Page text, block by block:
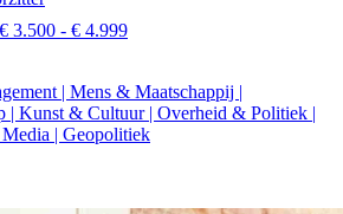
3.500 - € 4.999
| Mens & Maatschappij |
| Kunst & Cultuur | Overheid & Politiek |
| Geopolitiek